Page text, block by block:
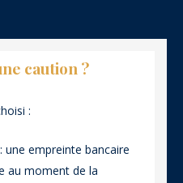
caution ?
:
: une empreinte bancaire
au moment de la